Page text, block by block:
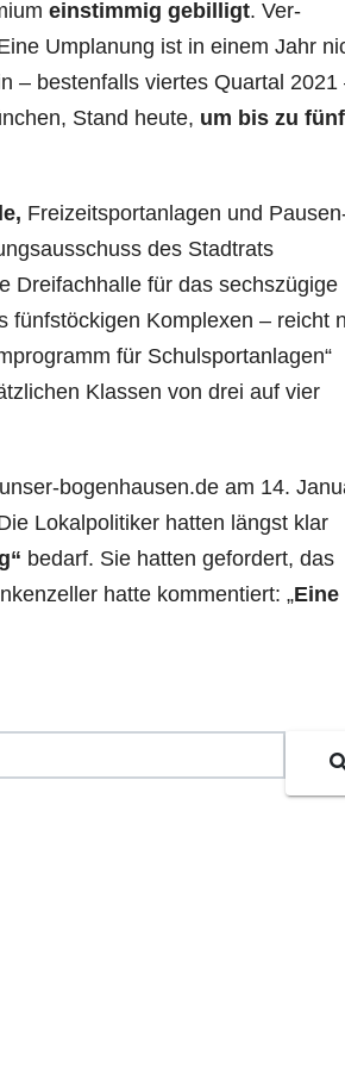
einstimmig gebilligt. Ver­
Umplanung ist in einem Jahr
– bestenfalls viertes Quartal 2021
Stand heu­te, um bis zu fünf
Freizeit­sportanlagen und
des Stadtrats
Dreifachhalle für das sechszügi­ge
fünfstöckigen Komplexen – reicht
für Schulsportanlagen“
Klassen von drei auf vier
bogenhausen.de am 14.
Lokalpolitiker hatten längst klar
bedarf. Sie hatten gefordert, das
hatte kommentiert: „Eine